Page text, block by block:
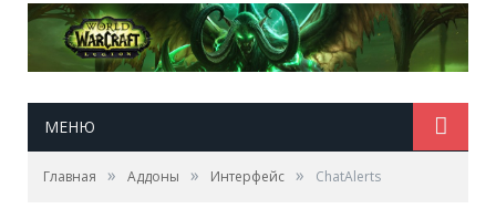
МЕНЮ
Главная » Аддоны » Интерфейс » ChatAlerts